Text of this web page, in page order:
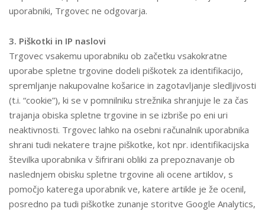
uporabniki, Trgovec ne odgovarja.
3. Piškotki in IP naslovi
Trgovec vsakemu uporabniku ob začetku vsakokratne
uporabe spletne trgovine dodeli piškotek za identifikacijo,
spremljanje nakupovalne košarice in zagotavljanje sledljivosti
(t.i. “cookie”), ki se v pomnilniku strežnika shranjuje le za čas
trajanja obiska spletne trgovine in se izbriše po eni uri
neaktivnosti. Trgovec lahko na osebni računalnik uporabnika
shrani tudi nekatere trajne piškotke, kot npr. identifikacijska
številka uporabnika v šifrirani obliki za prepoznavanje ob
naslednjem obisku spletne trgovine ali ocene artiklov, s
pomočjo katerega uporabnik ve, katere artikle je že ocenil,
posredno pa tudi piškotke zunanje storitve Google Analytics,